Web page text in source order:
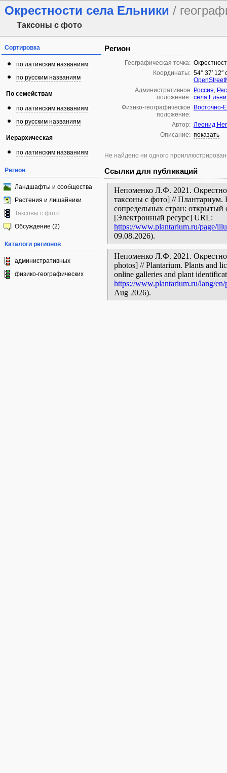
Окрестности села Ельники /
Таксоны с фото
Сортировка
по латинским названиям
по русским названиям
По семействам
по латинским названиям
по русским названиям
Иерархическая
по латинским названиям
Регион
Ландшафты и сообщества
Растения и лишайники
Таксоны с фото
Обсуждение (2)
Каталоги регионов
административных
физико-географических
Регион
Географическая точка:
Координаты: 54° 37′
Административное
положение:
Россия,
села
Физико-географическое
положение:
Восточно-
Автор: Леонид
Описание: показать
Не найдено ни одного
Ссылки для публикаций
Непоменко Л.Ф. 2021.
таксоны с фото] //
сопредельных стран: открытый
[Электронный ресурс] URL:
https://www.plantarium.ru/page/
09.08.2026).
Непоменко Л.Ф. 2021.
photos] // Plantarium. Plants and
online galleries and plant
https://www.plantarium.ru/lang/
Aug 2026).